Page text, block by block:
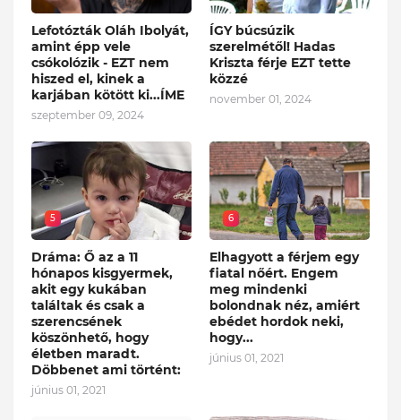
Lefotózták Oláh Ibolyát,
amint épp vele
csókolózik - EZT nem
hiszed el, kinek a
karjában kötött ki...ÍME
szeptember 09, 2024
ÍGY búcsúzik
szerelmétől! Hadas
Kriszta férje EZT tette
közzé
november 01, 2024
5
Dráma: Ő az a 11
hónapos kisgyermek,
akit egy kukában
találtak és csak a
szerencsének
köszönhető, hogy
életben maradt.
Döbbenet ami történt:
június 01, 2021
6
Elhagyott a férjem egy
fiatal nőért. Engem
meg mindenki
bolondnak néz, amiért
ebédet hordok neki,
hogy...
június 01, 2021